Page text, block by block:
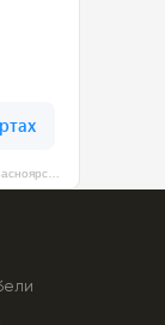
Вариант-999 Красноярский завод на карте Красноярска — Яндекс Карты